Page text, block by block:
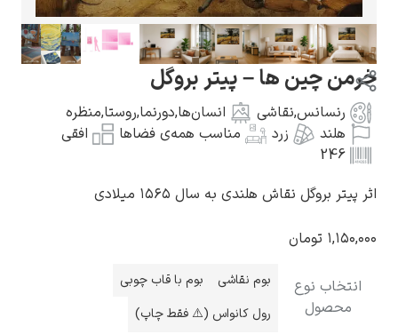
گوستاو کلیمت
ادوارد مونک
چین ها – پیتر بروگل
رنسانس نقاشی انسان‌ها دورنما,روستا,منظره
زرد مناسب همه‌ی فضاها
افقی
بروگل نقاش هلندی به سال ۱۵۶۵ میلادی
تومان
نوع
بوم نقاشی
بوم با قاب چوبی
رول کانواس (⚠️ فقط چاپ)